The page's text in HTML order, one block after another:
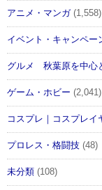
アニメ・マンガ(1,558)
イベント・キャンペー
グルメ 秋葉原を中心
ゲーム・ホビー (2,041)
コスプレ｜コスプレ
プロレス・格闘技 (48)
未分類 (108)